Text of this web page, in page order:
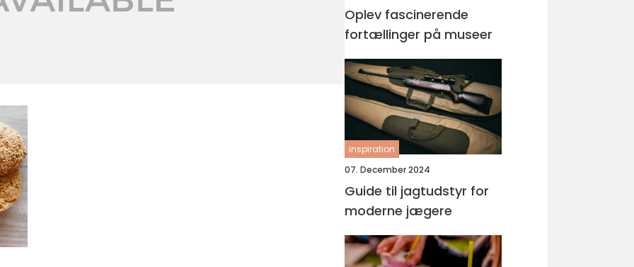
Oplev fascinerende
fortællinger på museer
inspiration
07. December 2024
Guide til jagtudstyr for
moderne jægere